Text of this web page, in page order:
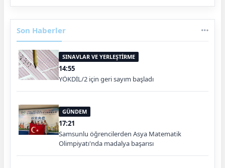
Son Haberler
SINAVLAR VE YERLEŞTİRME
14:55
YÖKDİL/2 için geri sayım başladı
GÜNDEM
17:21
Samsunlu öğrencilerden Asya Matematik
Olimpiyatı'nda madalya başarısı